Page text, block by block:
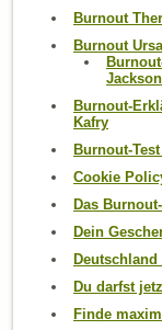
Burnout
Burnout
Jackson
Burnout-
Kafry
Burnout-
Cookie
Das
Dein
Du darfst
Finde